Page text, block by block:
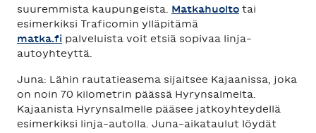
suuremmista kaupungeista. Matkahuolto tai
esimerkiksi Traficomin ylläpitämä
matka.fi palveluista voit etsiä sopivaa linja-
autoyhteyttä.
Juna: Lähin rautatieasema sijaitsee Kajaanissa, joka
on noin 70 kilometrin päässä Hyrynsalmelta.
Kajaanista Hyrynsalmelle pääsee jatkoyhteydellä
esimerkiksi linja-autolla. Juna-aikataulut löydät